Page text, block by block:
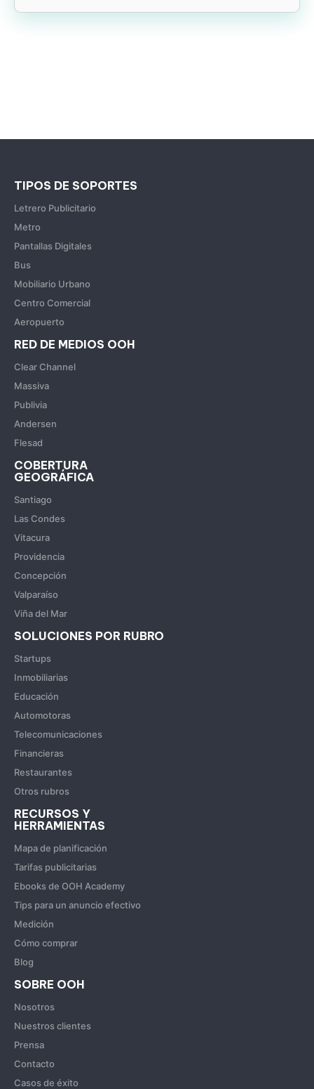
TIPOS DE SOPORTES
Letrero Publicitario
Metro
Pantallas Digitales
Bus
Mobiliario Urbano
Centro Comercial
Aeropuerto
RED DE MEDIOS OOH
Clear Channel
Massiva
Publivia
Andersen
Flesad
COBERTURA
GEOGRÁFICA
Santiago
Las Condes
Vitacura
Providencia
Concepción
Valparaíso
Viña del Mar
SOLUCIONES POR RUBRO
Startups
Inmobiliarias
Educación
Automotoras
Telecomunicaciones
Financieras
Restaurantes
Otros rubros
RECURSOS Y
HERRAMIENTAS
Mapa de planificación
Tarifas publicitarias
Ebooks de OOH Academy
Tips para un anuncio efectivo
Medición
Cómo comprar
Blog
SOBRE OOH
Nosotros
Nuestros clientes
Prensa
Contacto
Casos de éxito